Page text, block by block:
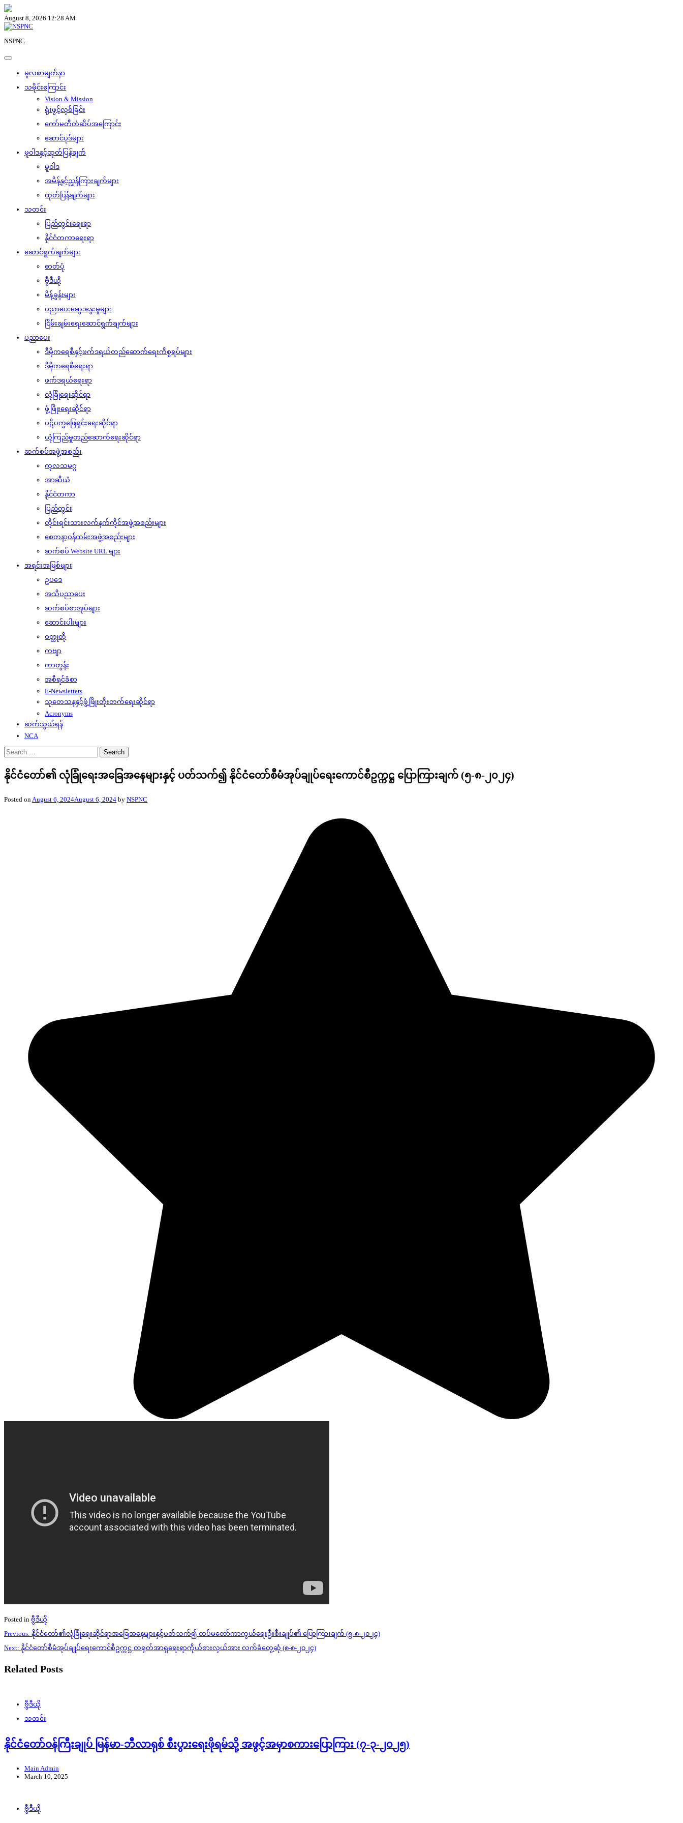
Skip
to
content
August 8, 2026 12:28 AM
NSPNC
မူလစာမျက်နှာ
သမိုင်းကြောင်း
Vision & Mission
ရုံးဖွင့်လှစ်ခြင်း
ကော်မတီတံဆိပ်အကြောင်း
ဆောင်ပုဒ်များ
မူဝါဒနှင့်ထုတ်ပြန်ချက်
မူဝါဒ
အမိန့်နှင့်ညွှန်ကြားချက်များ
ထုတ်ပြန်ချက်များ
သတင်း
ပြည်တွင်းရေးရာ
နိုင်ငံတကာရေးရာ
ဆောင်ရွက်ချက်များ
ဓာတ်ပုံ
ဗွီဒီယို
မိန့်ခွန်းများ
ပညာပေးဆွေးနွေးမှုများ
ငြိမ်းချမ်းရေးဆောင်ရွက်ချက်များ
ပညာပေး
ဒီမိုကရေစီနှင့်ဖက်ဒရယ်တည်ဆောက်‌ရေးကိစ္စရပ်များ
ဒီမိုကရေစီရေးရာ
ဖက်ဒရယ်ရေးရာ
လုံခြုံရေးဆိုင်ရာ
ဖွံ့ဖြိုးရေးဆိုင်ရာ
ပဋိပက္ခဖြေရှင်းရေးဆိုင်ရာ
ယုံကြည်မှုတည်ဆောက်ရေးဆိုင်ရာ
ဆက်စပ်အဖွဲ့အစည်း
ကုလသမဂ္ဂ
အာဆီယံ
နိုင်ငံတကာ
ပြည်တွင်း
တိုင်းရင်းသားလက်နက်ကိုင်အဖွဲ့အစည်းများ
စေတနာ့ဝန်ထမ်းအဖွဲ့အစည်းများ
ဆက်စပ် Website URL များ
အရင်းအမြစ်များ
ဥပဒေ
အသိပညာပေး
ဆက်စပ်စာအုပ်များ
ဆောင်းပါးများ
ဝတ္ထုတို
ကဗျာ
ကာတွန်း
အစီရင်ခံစာ
E-Newsletters
သုတေသနနှင့်ဖွံ့ဖြိုးတိုးတက်ရေးဆိုင်ရာ
Acronyms
ဆက်သွယ်ရန်
NCA
Search
for:
နိုင်ငံတော်၏ လုံခြုံရေးအခြေအနေများနှင့် ပတ်သက်၍ နိုင်ငံတော်စီမံအုပ်ချုပ်ရေးကောင်စီဥက္ကဋ္ဌ ပြောကြားချက် (၅-၈-၂၀၂၄)
Posted onAugust 6, 2024August 6, 2024 by NSPNC
Posted in ဗွီဒီယို
Post
navigation
Previous: နိုင်ငံတော်၏လုံခြုံရေးဆိုင်ရာအခြေအနေများနှင့်ပတ်သက်၍ တပ်မတော်ကာကွယ်ရေးဦးစီးချုပ်၏ ပြောကြားချက် (၅-၈-၂၀၂၄)
Next: နိုင်ငံတော်စီမံအုပ်ချုပ်ရေးကောင်စီဥက္ကဋ္ဌ တရုတ်အာရှရေးရာကိုယ်စားလှယ်အား လက်ခံတွေ့ဆုံ (၈-၈-၂၀၂၄)
Related Posts
ဗွီဒီယို
သတင်း
နိုင်ငံတော်ဝန်ကြီးချုပ် မြန်မာ-ဘီလာရုစ် စီးပွားရေးဖိုရမ်သို့ အဖွင့်အမှာစကားပြောကြား (၇-၃-၂၀၂၅)
Main Admin
March 10, 2025
ဗွီဒီယို